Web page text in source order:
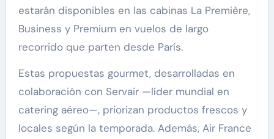
estarán disponibles en las cabinas La Première,
Business y Premium en vuelos de largo
recorrido que parten desde París.
Estas propuestas gourmet, desarrolladas en
colaboración con Servair —líder mundial en
catering aéreo—, priorizan productos frescos y
locales según la temporada. Además, Air France